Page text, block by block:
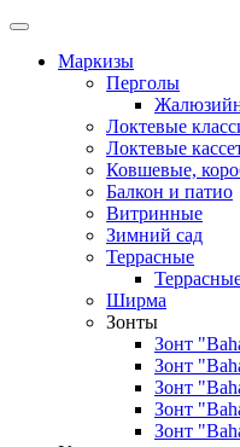
Маркизы
Перголы
Локтевые
Локтевые
Ковшевые,
Балкон и патио
Витринные
Зимний сад
Террасные
Ширма
Зонты
Зонт
Зонт
Зонт
Зонт
Зонт